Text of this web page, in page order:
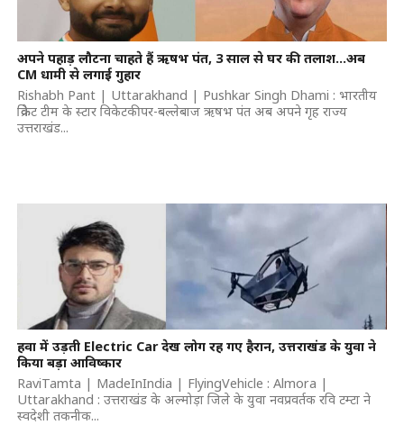
अपने पहाड़ लौटना चाहते हैं ऋषभ पंत, 3 साल से घर की तलाश…अब
CM धामी से लगाई गुहार
Rishabh Pant | Uttarakhand | Pushkar Singh Dhami : भारतीय
क्रिकेट टीम के स्टार विकेटकीपर-बल्लेबाज ऋषभ पंत अब अपने गृह राज्य
उत्तराखंड...
हवा में उड़ती Electric Car देख लोग रह गए हैरान, उत्तराखंड के युवा ने
किया बड़ा आविष्कार
RaviTamta | MadeInIndia | FlyingVehicle : Almora |
Uttarakhand : उत्तराखंड के अल्मोड़ा जिले के युवा नवप्रवर्तक रवि टम्टा ने
स्वदेशी तकनीक...